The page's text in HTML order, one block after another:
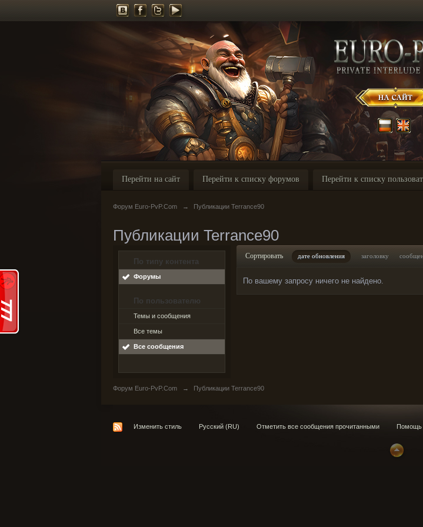
Перейти на сайт Перейти к списку форумов Перейти к списку
Форум Euro-PvP.Com → Публикации Terrance90
Публикации Terrance90
По типу контента
Форумы
По пользователю
Темы и сообщения
Все темы
Все сообщения
Сортировать дате обновления заголовку
По вашему запросу ничего не найдено.
Форум Euro-PvP.Com → Публикации Terrance90
Изменить стиль Русский (RU) Отметить все сообщения прочитанными Помощь